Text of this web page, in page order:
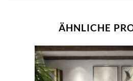
ÄHNLICHE